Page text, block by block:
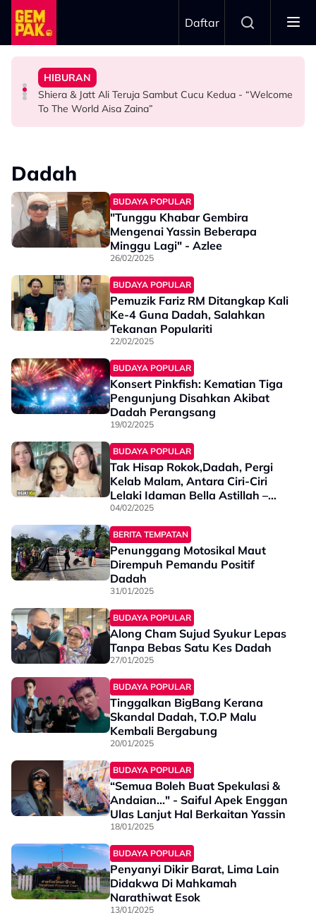
Skip to main content
Daftar
HIBURAN
Khairul Aming Pilih Merdeka 118 Sebagai Lokasi Lancar
Produk Baharu - “Menitik Air Mata…”
HIBURAN
Shiera & Jatt Ali Teruja Sambut Cucu Kedua - “Welcome
To The World Aisa Zaina”
SELEBRITI
"Agak Lucah & Melampau" - Kamal Adli Tegur Video
Promosi Drama AI Di Tiktok
HIBURAN
“Mak Cik Saya Berniaga Pondok Buruk, Dia Selalu…” -
Kebaikan Amira Othman 10 Tahun Lalu Jadi Bualan
Wargamaya
Dadah
BUDAYA POPULAR
"Tunggu Khabar Gembira
Mengenai Yassin Beberapa
Minggu Lagi" - Azlee
26/02/2025
BUDAYA POPULAR
Pemuzik Fariz RM Ditangkap Kali
Ke-4 Guna Dadah, Salahkan
Tekanan Populariti
22/02/2025
BUDAYA POPULAR
Konsert Pinkfish: Kematian Tiga
Pengunjung Disahkan Akibat
Dadah Perangsang
19/02/2025
BUDAYA POPULAR
Tak Hisap Rokok,Dadah, Pergi
Kelab Malam, Antara Ciri-Ciri
Lelaki Idaman Bella Astillah –
“Paling Penting Bukan Dalam
Industri…”
04/02/2025
BERITA TEMPATAN
Penunggang Motosikal Maut
Dirempuh Pemandu Positif
Dadah
31/01/2025
BUDAYA POPULAR
Along Cham Sujud Syukur Lepas
Tanpa Bebas Satu Kes Dadah
27/01/2025
BUDAYA POPULAR
Tinggalkan BigBang Kerana
Skandal Dadah, T.O.P Malu
Kembali Bergabung
20/01/2025
BUDAYA POPULAR
“Semua Boleh Buat Spekulasi &
Andaian..." - Saiful Apek Enggan
Ulas Lanjut Hal Berkaitan Yassin
18/01/2025
BUDAYA POPULAR
Penyanyi Dikir Barat, Lima Lain
Didakwa Di Mahkamah
Narathiwat Esok
13/01/2025